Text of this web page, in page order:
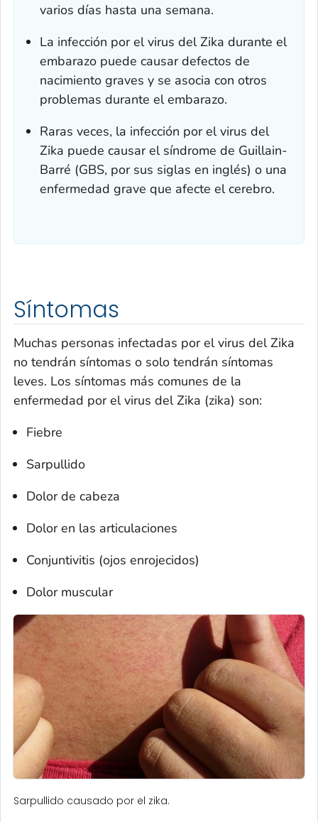
varios días hasta una semana.
La infección por el virus del Zika durante el
embarazo puede causar defectos de
nacimiento graves y se asocia con otros
problemas durante el embarazo.
Raras veces, la infección por el virus del
Zika puede causar el síndrome de Guillain-
Barré (GBS, por sus siglas en inglés) o una
enfermedad grave que afecte el cerebro.
Síntomas
Muchas personas infectadas por el virus del Zika
no tendrán síntomas o solo tendrán síntomas
leves. Los síntomas más comunes de la
enfermedad por el virus del Zika (zika) son:
Fiebre
Sarpullido
Dolor de cabeza
Dolor en las articulaciones
Conjuntivitis (ojos enrojecidos)
Dolor muscular
Sarpullido causado por el zika.